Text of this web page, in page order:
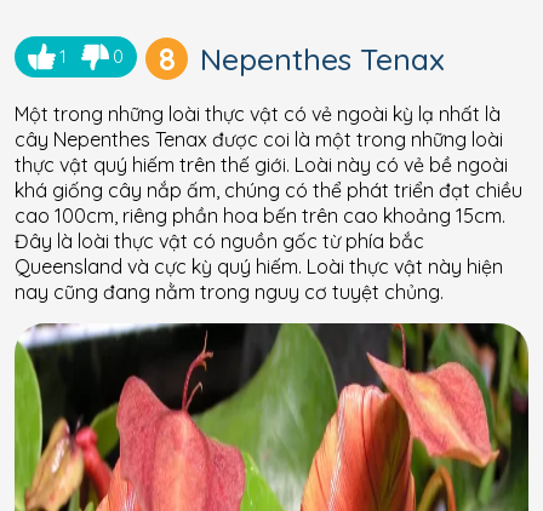
1 0 8 Nepenthes Tenax
Một trong những loài thực vật có vẻ ngoài kỳ lạ nhất là
cây Nepenthes Tenax được coi là một trong những loài
thực vật quý hiếm trên thế giới. Loài này có vẻ bề ngoài
khá giống cây nắp ấm, chúng có thể phát triển đạt chiều
cao 100cm, riêng phần hoa bến trên cao khoảng 15cm.
Đây là loài thực vật có nguồn gốc từ phía bắc
Queensland và cực kỳ quý hiếm. Loài thực vật này hiện
nay cũng đang nằm trong nguy cơ tuyệt chủng.